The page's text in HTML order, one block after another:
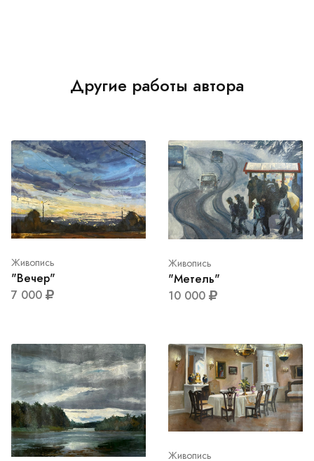
Другие работы автора
Живопись
"Вечер"
7 000
Живопись
"Метель"
10 000
Живопись